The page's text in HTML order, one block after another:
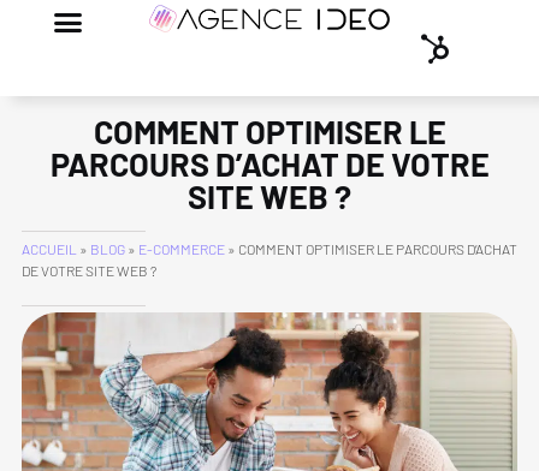
COMMENT OPTIMISER LE
PARCOURS D’ACHAT DE VOTRE
SITE WEB ?
ACCUEIL » BLOG» E-COMMERCE» COMMENT OPTIMISER LE PARCOURS D’ACHAT
DE VOTRE SITE WEB ?